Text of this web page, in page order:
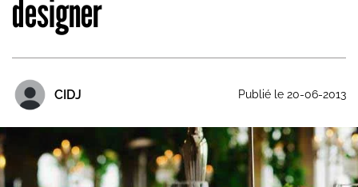
designer
CIDJ Publié le 20-06-2013